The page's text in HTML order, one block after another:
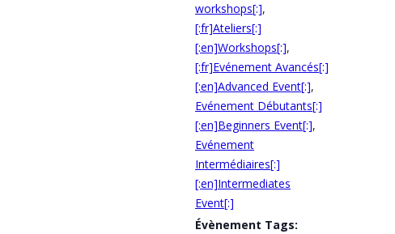
workshops[:],
[:fr]Ateliers[:]
[:en]Workshops[:],
[:fr]Evénement Avancés[:]
[:en]Advanced Event[:],
Evénement Débutants[:]
[:en]Beginners Event[:],
Evénement
Intermédiaires[:]
[:en]Intermediates
Event[:]
Évènement Tags: